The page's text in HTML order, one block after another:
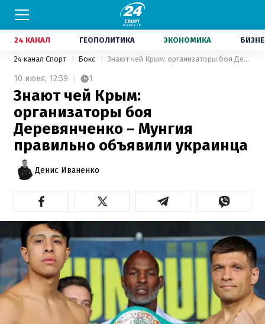
24 КАНАЛ ГЕОПОЛИТИКА ЭКОНОМИКА
24 канал Спорт Бокс Знают чей Крым: организаторы боя Деревянченко – Мунгия правильно объявили украинца
10 июня, 12:59 1
Знают чей Крым:
организаторы боя
Деревянченко – Мунгия
правильно объявили украинца
Денис Иваненко